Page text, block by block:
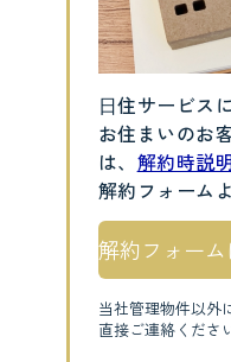
⽇住サービス
お住まいのお
は、 解約時説
解約フォーム
解約フォー
当社管理物件以外
直接ご連絡くださ